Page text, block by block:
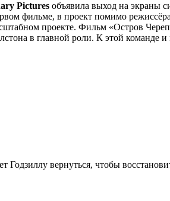
Pictures объявила выход на экраны
фильме, в проект помимо
проекте. Фильм «Остров
в главной роли. К этой
вернуться, чтобы